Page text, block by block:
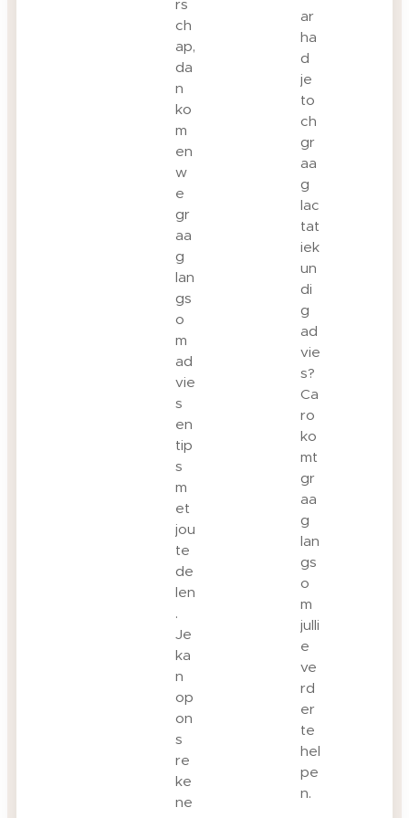
rs
ch
ap,
da
n
ko
m
en
w
e
gr
aa
g
lan
gs
o
m
ad
vie
s
en
tip
s
m
et
jou
te
de
len
.
Je
ka
n
op
on
s
re
ke
ne
ar
ha
d
je
to
ch
gr
aa
g
lac
tat
iek
un
di
g
ad
vie
s?
Ca
ro
ko
mt
gr
aa
g
lan
gs
o
m
julli
e
ve
rd
er
te
hel
pe
n.